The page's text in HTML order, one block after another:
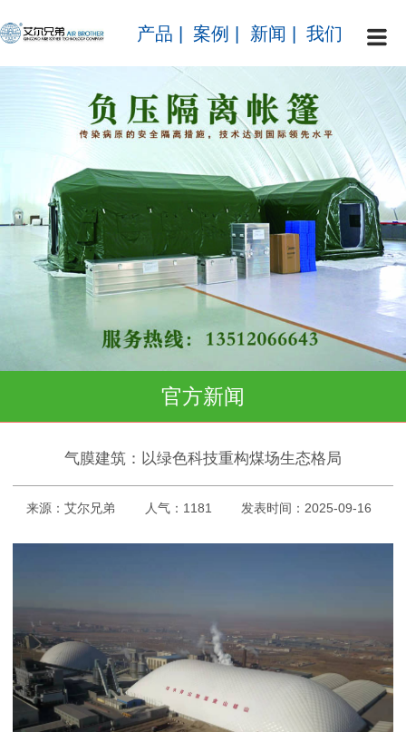
产品 案例 新闻 我们
官方新闻
气膜建筑：以绿色科技重构煤场生态格局
来源：艾尔兄弟 人气：1181 发表时间：2025-09-16